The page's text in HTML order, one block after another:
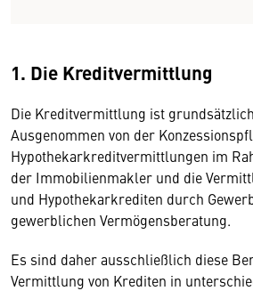
1. Die Kreditvermittlung
Die Kreditvermittlung ist
Ausgenommen von der
Hypothekarkreditvermittlungen im
der Immobilienmakler und die
und Hypothekarkrediten durch
gewerblichen Vermögensberatung.
Es sind daher ausschließlich diese
Vermittlung von Krediten in